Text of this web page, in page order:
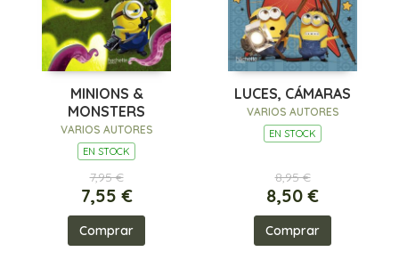
MINIONS &
MONSTERS
VARIOS AUTORES
EN STOCK
7,95 €
7,55 €
Comprar
LUCES, CÁMARAS
VARIOS AUTORES
EN STOCK
8,95 €
8,50 €
Comprar